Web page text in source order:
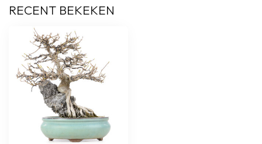
RECENT BEKEKEN